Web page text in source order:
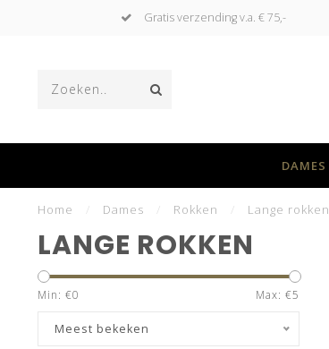
Gratis verzending v.a. € 75,-
DAMES
Home Dames Rokken Lange rokken
LANGE ROKKEN
Min: €0 Max: €5
Meest bekeken